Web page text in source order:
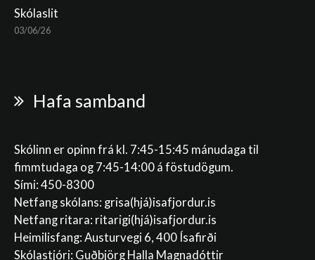
Skólaslit
03/06/26
Hafa samband
Skólinn er opinn frá kl. 7:45-15:45 mánudaga til
fimmtudaga og 7:45-14:00 á föstudögum.
Sími: 450-8300
Netfang skólans: grisa(hjá)isafjordur.is
Netfang ritara: ritarigi(hjá)isafjordur.is
Heimilisfang: Austurvegi 6, 400 Ísafirði
Skólastjóri: Guðbjörg Halla Magnadóttir